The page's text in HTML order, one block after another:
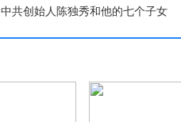
中共创始人陈独秀和他的七个子女